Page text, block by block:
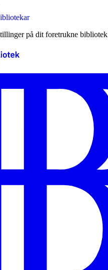
på dit foretrukne bibliotek